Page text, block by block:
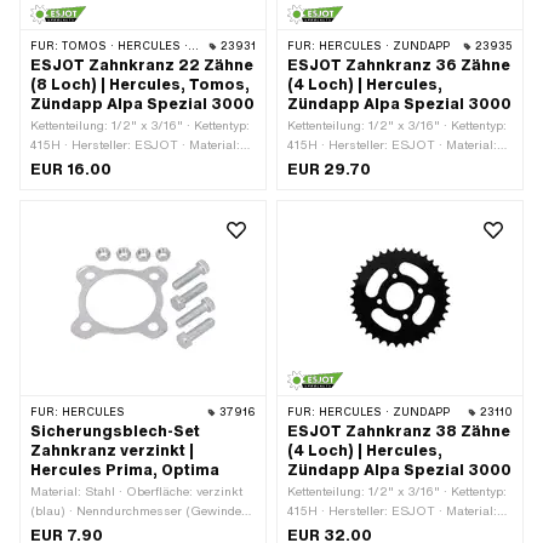
FÜR: TOMOS · HERCULES · ZÜNDAPP 23931
ESJOT Zahnkranz 22 Zähne
(8 Loch) | Hercules, Tomos,
Zündapp Alpa Spezial 3000
Kettenteilung: 1/2" x 3/16" · Kettentyp:
415H · Hersteller: ESJOT · Material:
Stahl · Oberfläche: lackiert · Farbe:
mm · Dicke: 4 mm · Ø innen: 42.5 mm
· Ø Befestigungsloch: 7.4 mm · Anzahl
Befestigungspunkte: 4 Stk. · Anzahl
Befestigungspunkte: 8 Stk.
EUR 16.00
FÜR: HERCULES · ZÜNDAPP 23935
ESJOT Zahnkranz 36 Zähne
(4 Loch) | Hercules,
Zündapp Alpa Spezial 3000
Kettenteilung: 1/2" x 3/16" · Kettentyp:
415H · Hersteller: ESJOT · Material:
Stahl · Oberfläche: lackiert · Farbe:
· Ø Befestigungsloch: 7.4 mm · Anzahl
EUR 29.70
FÜR: HERCULES 37916
Sicherungsblech-Set
Zahnkranz verzinkt |
Hercules Prima, Optima
Material: Stahl · Oberfläche: verzinkt
(blau) · Nenndurchmesser (Gewinde):
7 mm · Anzahl Lappen: 4 Stk. ·
EUR 7.90
FÜR: HERCULES · ZÜNDAPP 23110
ESJOT Zahnkranz 38 Zähne
(4 Loch) | Hercules,
Zündapp Alpa Spezial 3000
Kettenteilung: 1/2" x 3/16" · Kettentyp:
415H · Hersteller: ESJOT · Material:
Stahl · Oberfläche: lackiert · Farbe:
EUR 32.00